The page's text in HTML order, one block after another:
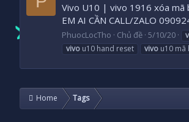
Vivo U10 | vivo 1916 xóa mã
EM AI CẦN CALL/ZALO
PhuocLocTho Chủ đề 5/10/20
vivo u10 hand reset vivo u10 mã
Home Tags